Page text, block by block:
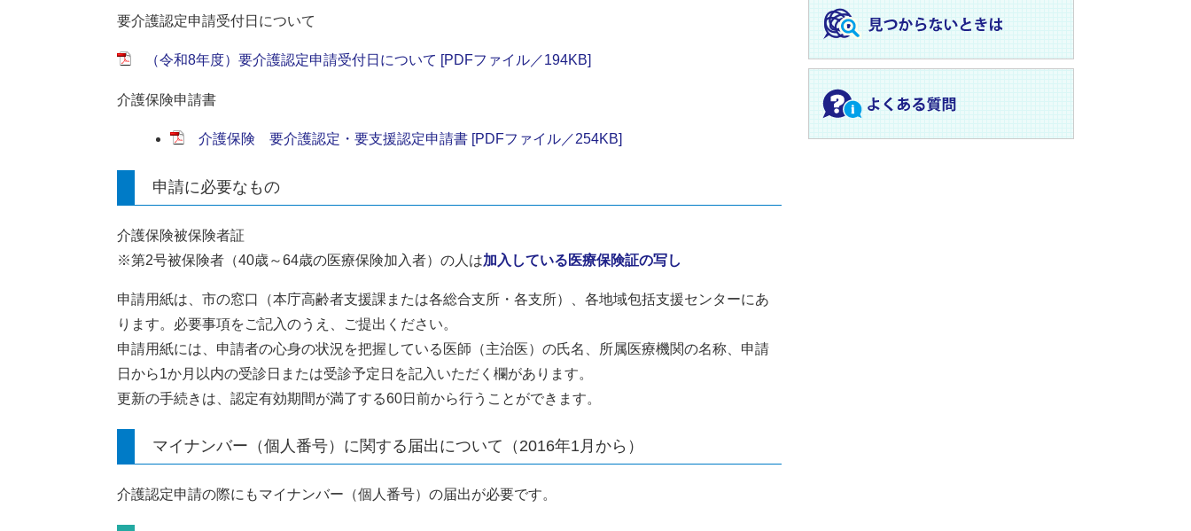
要介護認定申請受付日について
（令和8年度）要介護認定申請受付日について [PDFファイル／194KB]
介護保険申請書
介護保険 要介護認定・要支援認定申請書 [PDFファイル／254KB]
申請に必要なもの
介護保険被保険者証
※第2号被保険者（40歳～64歳の医療保険加入者）の人は加入している医療保険証の写し
申請用紙は、市の窓口（本庁高齢者支援課または各総合支所・各支所）、各地域包括支援センターにあ
ります。必要事項をご記入のうえ、ご提出ください。
申請用紙には、申請者の心身の状況を把握している医師（主治医）の氏名、所属医療機関の名称、申請
日から1か月以内の受診日または受診予定日を記入いただく欄があります。
更新の手続きは、認定有効期間が満了する60日前から行うことができます。
マイナンバー（個人番号）に関する届出について（2016年1月から）
介護認定申請の際にもマイナンバー（個人番号）の届出が必要です。